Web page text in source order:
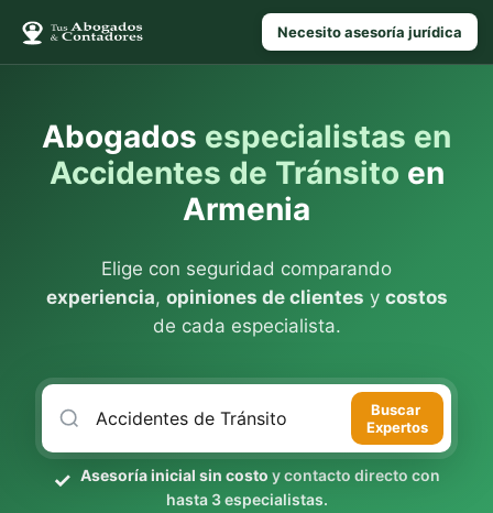
Necesito asesoría jurídica
Abogados especialistas en
Accidentes de Tránsito en
Armenia
Elige con seguridad comparando
experiencia, opiniones de clientes y costos
de cada especialista.
Buscar
Expertos
Asesoría inicial sin costo y contacto directo con
hasta 3 especialistas.